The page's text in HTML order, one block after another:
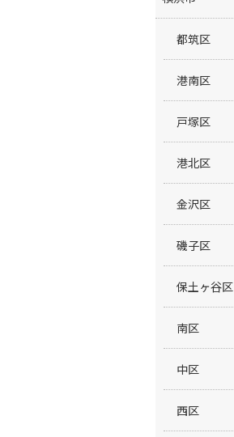
都筑区
港南区
戸塚区
港北区
金沢区
磯子区
保土ヶ谷区
南区
中区
西区